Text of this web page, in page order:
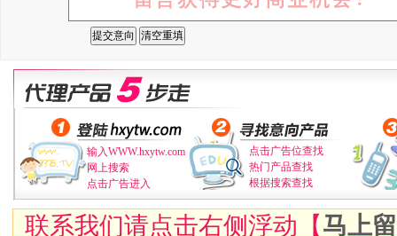
输入WWW.hxytw.com
网上搜索
点击广告进入
点击广告位查找
热门产品查找
根据搜索查找
联系我们请点击右侧浮动【马上